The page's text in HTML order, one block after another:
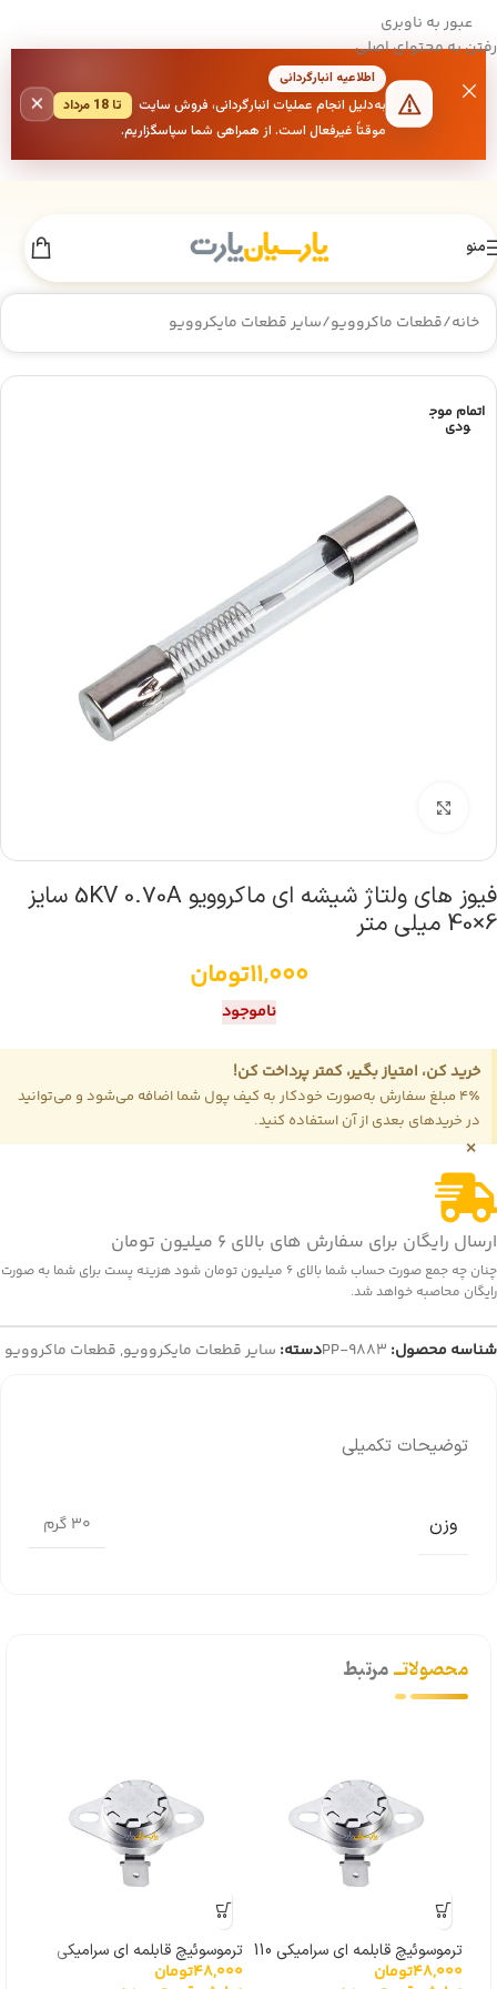
عبور به ناوبری
رفتن به محتوای اصلی
اطلاعیه انبارگردانی
به‌دلیل انجام عملیات انبارگردانی، فروش سایت
تا 18 مرداد
موقتاً غیرفعال است. از همراهی شما سپاسگزاریم.
×
منو
خانه/قطعات ماکروویو/سایر قطعات مایکروویو
اتمام موج
ودی
فیوز های ولتاژ شیشه ای ماکروویو 5KV 0.70A سایز
6×40 میلی متر
11,000تومان
ناموجود
خرید کن، امتیاز بگیر، کمتر پرداخت کن!
4٪ مبلغ سفارش به‌صورت خودکار به کیف پول شما اضافه می‌شود و می‌توانید
در خریدهای بعدی از آن استفاده کنید.
×
ارسال رایگان برای سفارش های بالای 6 میلیون تومان
چنان چه جمع صورت حساب شما بالای 6 میلیون تومان شود هزینه پست برای شما به صورت
رایگان محاصبه خواهد شد.
شناسه محصول: PP-9883دسته: سایر قطعات مایکروویو, قطعات ماکروویو
توضیحات تکمیلی
وزن 30 گرم
محصولاتــمرتبط
ترموسوئیچ قابلمه ای سرامیکی 110
درجه
48,000تومان
ترموسوئیچ قابلمه ای سرامیکی
170 درجه
48,000تومان